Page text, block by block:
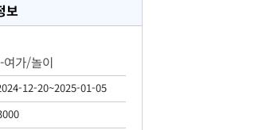
보
가/놀이
12-20~2025-01-05